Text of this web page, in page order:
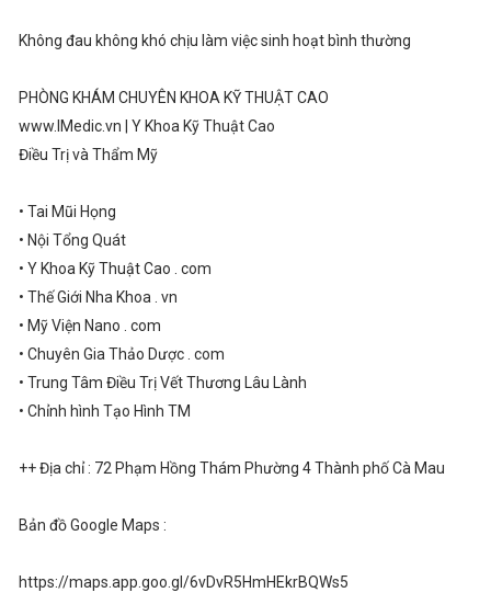
Không đau không khó chịu làm việc sinh hoạt bình thường
PHÒNG KHÁM CHUYÊN KHOA KỸ THUẬT CAO
www.IMedic.vn | Y Khoa Kỹ Thuật Cao
Điều Trị và Thẩm Mỹ
• Tai Mũi Họng
• Nội Tổng Quát
• Y Khoa Kỹ Thuật Cao . com
• Thế Giới Nha Khoa . vn
• Mỹ Viện Nano . com
• Chuyên Gia Thảo Dược . com
• Trung Tâm Điều Trị Vết Thương Lâu Lành
• Chỉnh hình Tạo Hình TM
++ Địa chỉ : 72 Phạm Hồng Thám Phường 4 Thành phố Cà Mau
Bản đồ Google Maps :
https://maps.app.goo.gl/6vDvR5HmHEkrBQWs5